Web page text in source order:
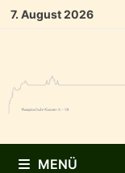
Zum
7. August 2026
MENÜ